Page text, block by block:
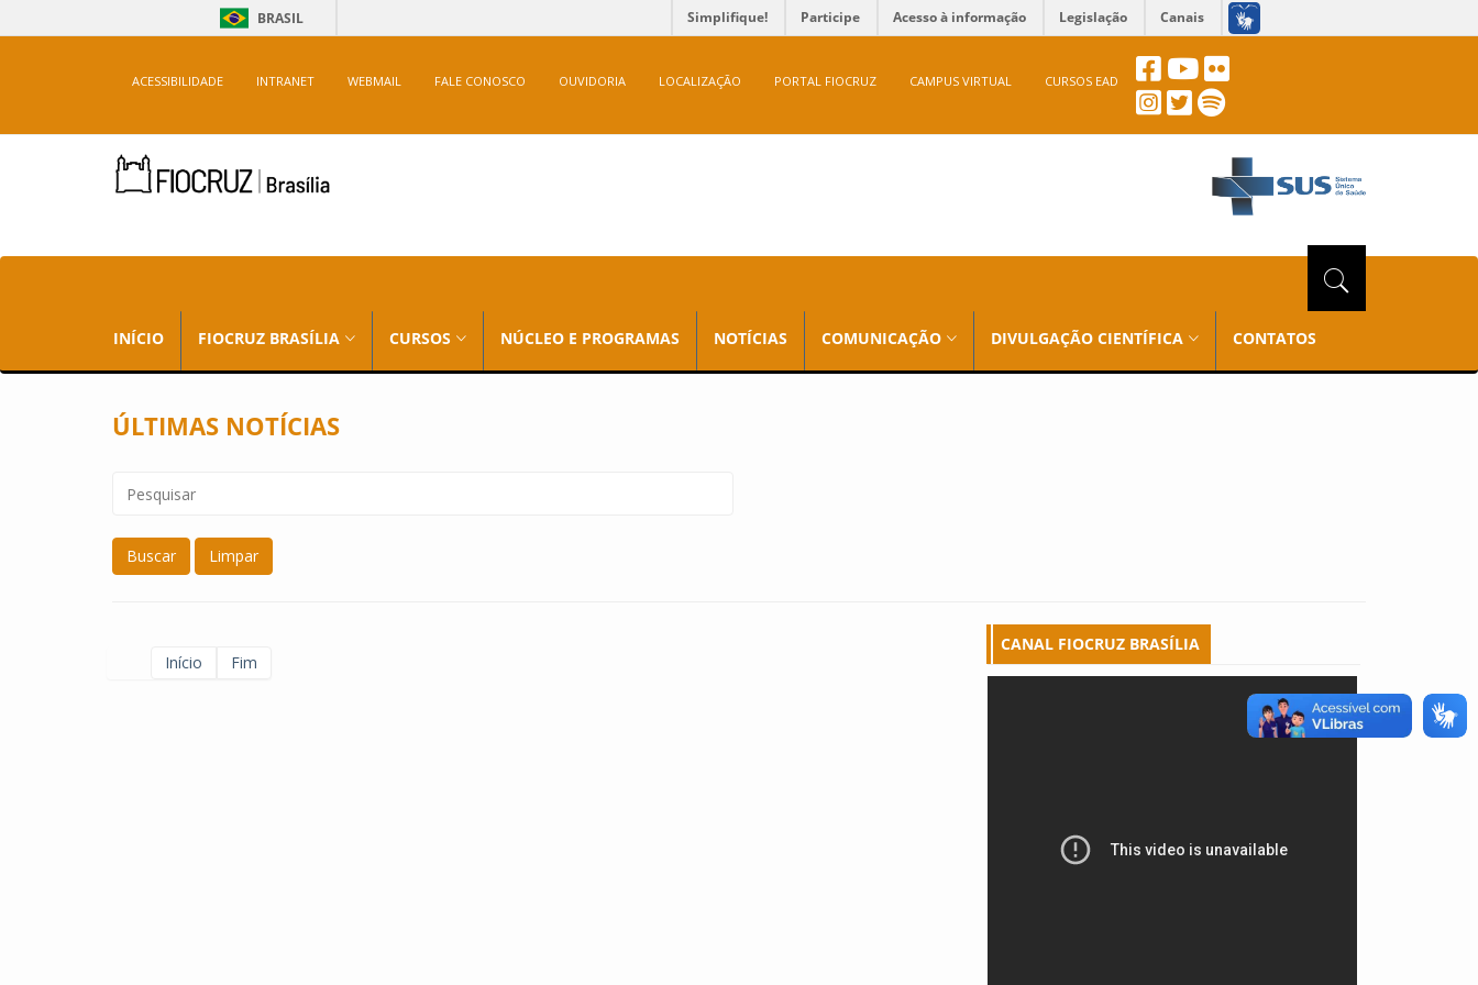
BRASIL Simplifique! Participe Acesso à informação Legislação Canais
ACESSIBILIDADE INTRANET WEBMAIL FALE CONOSCO OUVIDORIA LOCALIZAÇÃO PORTAL FIOCRUZ CAMPUS VIRTUAL CURSOS EAD
INÍCIO FIOCRUZ BRASÍLIA CURSOS NÚCLEO E PROGRAMAS NOTÍCIAS COMUNICAÇÃO DIVULGAÇÃO CIENTÍFICA CONTATOS
ÚLTIMAS NOTÍCIAS
Buscar Limpar
Início Fim
CANAL FIOCRUZ BRASÍLIA